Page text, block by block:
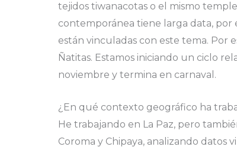
tejidos tiwanacotas o el mismo
contemporánea tiene larga data, por
están vinculadas con este tema. Por
Ñatitas. Estamos iniciando un ciclo
noviembre y termina en carnaval.
¿En qué contexto geográfico ha
He trabajando en La Paz, pero
Coroma y Chipaya, analizando datos